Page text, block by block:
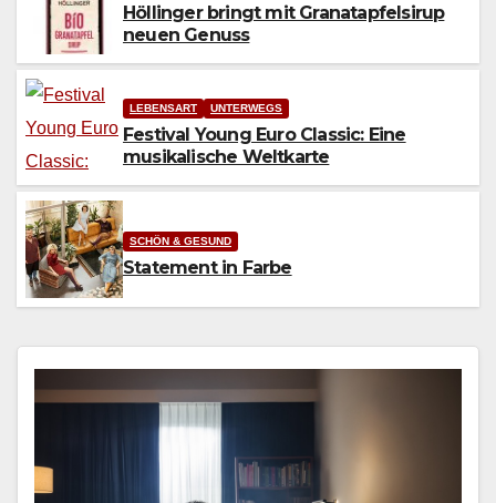
Höllinger bringt mit Granatapfelsirup
neuen Genuss
LEBENSART UNTERWEGS
Festival Young Euro Classic: Eine
musikalische Weltkarte
SCHÖN & GESUND
Statement in Farbe